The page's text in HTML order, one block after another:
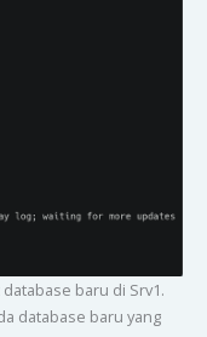
baru di Srv1.
database baru yang